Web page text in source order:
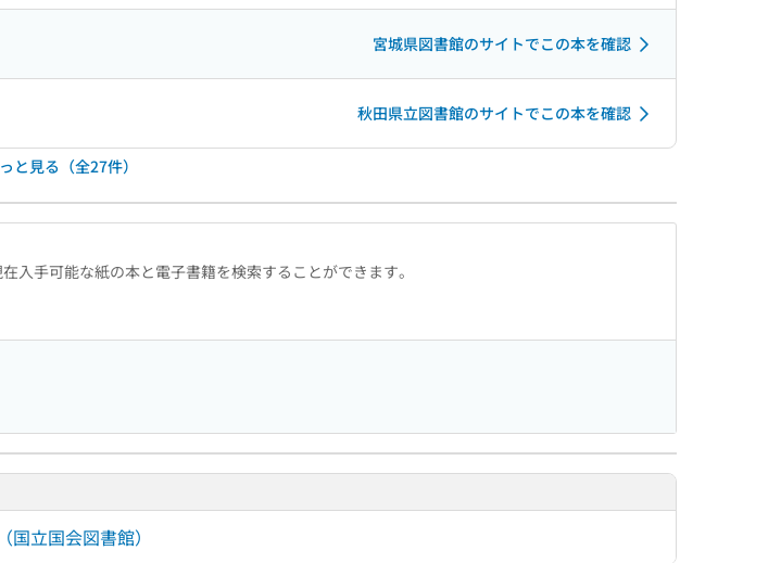
宮城県図書館のサイトでこの本を確認
秋田県立図書館のサイトでこの本を確認
と見る（全27件）
入手可能な紙の本と電子書籍を検索することができます。
立国会図書館）